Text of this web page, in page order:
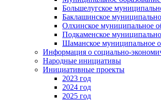
Большелугское
Баклашинское
Олхинское муниципальное
Подкаменское
Шаманское муниципальное
Информация о социально-
Народные инициативы
Инициативные проекты
2023 год
2024 год
2025 год